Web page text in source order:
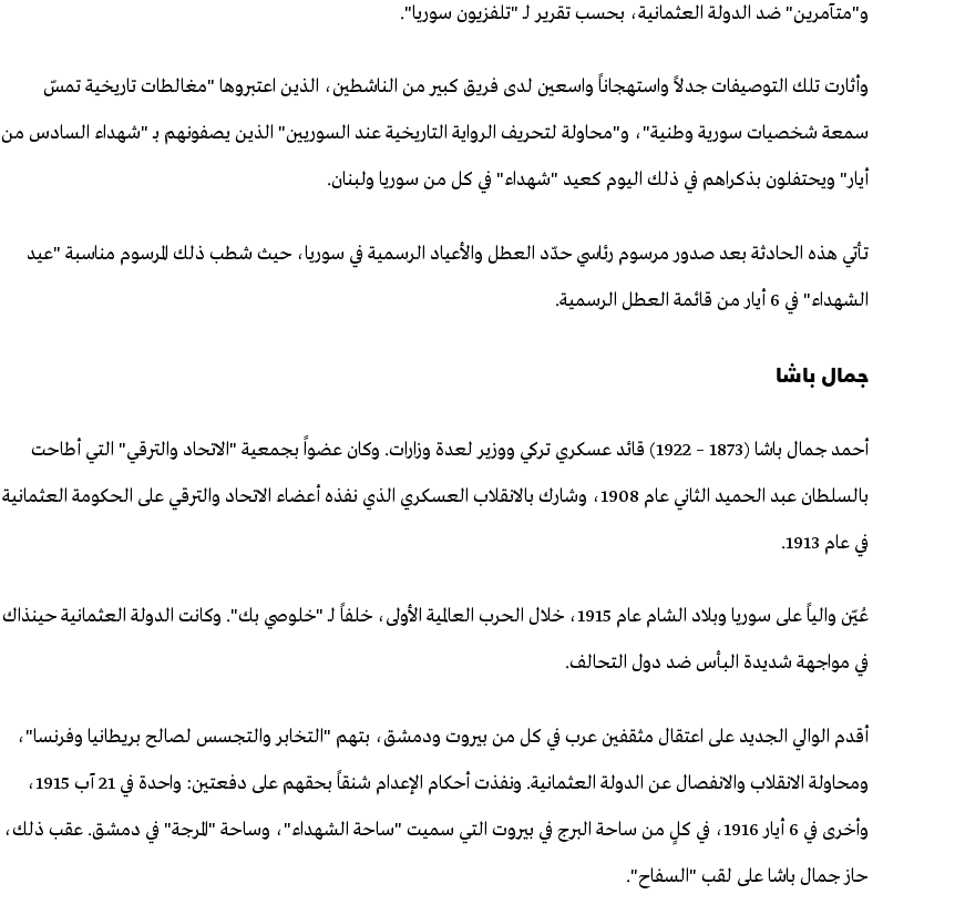
و"متآمرين" ضد الدولة العثمانية، بحسب تقرير لـ "تلفزيون سوريا".
وأثارت تلك التوصيفات جدلاً واستهجاناً واسعين لدى فريق كبير من الناشطين، الذين اعتبروها "مغالطات تاريخية تمسّ
سمعة شخصيات سورية وطنية"، و"محاولة لتحريف الرواية التاريخية عند السوريين" الذين يصفونهم بـ "شهداء السادس من
أيار" ويحتفلون بذكراهم في ذلك اليوم كعيد "شهداء" في كل من سوريا ولبنان.
تأتي هذه الحادثة بعد صدور مرسوم رئاسي حدّد العطل والأعياد الرسمية في سوريا، حيث شطب ذلك المرسوم مناسبة "عيد
الشهداء" في 6 أيار من قائمة العطل الرسمية.
جمال باشا
أحمد جمال باشا (1873 – 1922) قائد عسكري تركي ووزير لعدة وزارات. وكان عضواً بجمعية "الاتحاد والترقي" التي أطاحت
بالسلطان عبد الحميد الثاني عام 1908، وشارك بالانقلاب العسكري الذي نفذه أعضاء الاتحاد والترقي على الحكومة العثمانية
في عام 1913.
عُيّن والياً على سوريا وبلاد الشام عام 1915، خلال الحرب العالمية الأولى، خلفاً لـ "خلوصي بك". وكانت الدولة العثمانية حينذاك
في مواجهة شديدة البأس ضد دول التحالف.
أقدم الوالي الجديد على اعتقال مثقفين عرب في كل من بيروت ودمشق، بتهم "التخابر والتجسس لصالح بريطانيا وفرنسا"،
ومحاولة الانقلاب والانفصال عن الدولة العثمانية. ونفذت أحكام الإعدام شنقاً بحقهم على دفعتين: واحدة في 21 آب 1915،
وأخرى في 6 أيار 1916، في كلٍ من ساحة البرج في بيروت التي سميت "ساحة الشهداء"، وساحة "المرجة" في دمشق. عقب ذلك،
حاز جمال باشا على لقب "السفاح".